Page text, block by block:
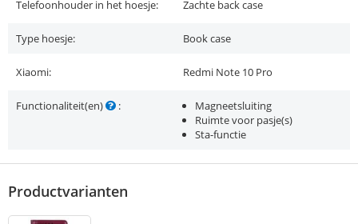
Telefoonhouder in het hoesje: Zachte back case
Type hoesje: Book case
Xiaomi: Redmi Note 10 Pro
Functionaliteit(en) :
Magneetsluiting
Ruimte voor pasje(s)
Sta-functie
Productvarianten